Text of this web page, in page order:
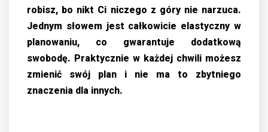
robisz, bo nikt Ci niczego z góry nie narzuca.
Jednym słowem jest całkowicie elastyczny w
planowaniu, co gwarantuje dodatkową
swobodę. Praktycznie w każdej chwili możesz
zmienić swój plan i nie ma to zbytniego
znaczenia dla innych.